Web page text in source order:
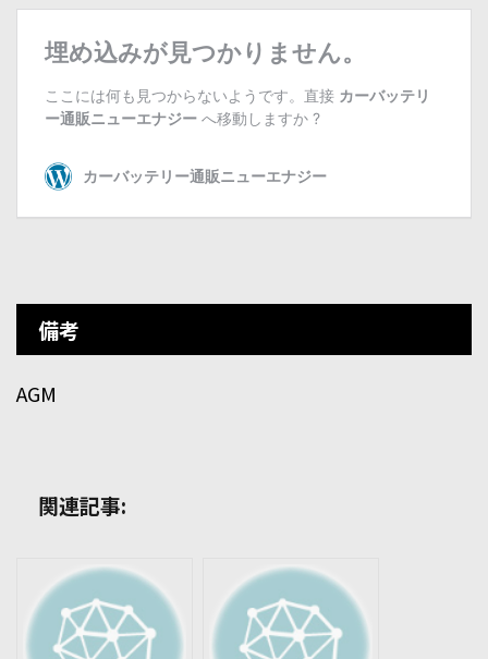
備考
AGM
関連記事: